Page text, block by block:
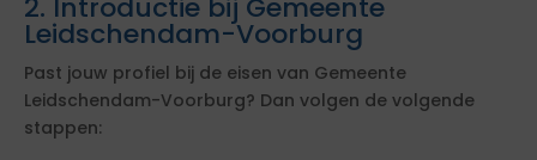
2. Introductie bij Gemeente
Leidschendam-Voorburg
Past jouw profiel bij de eisen van Gemeente
Leidschendam-Voorburg? Dan volgen de volgende
stappen: